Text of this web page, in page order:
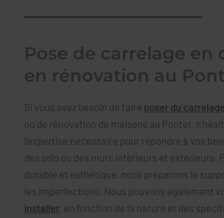
Pose de carrelage
en rénovation au
Si vous avez besoin de faire poser du carrelage
ou de rénovation de maisons au Pontet,
l'expertise nécessaire pour répondre à vos
des sols ou des murs intérieurs et extérieurs.
durable et esthétique, nous préparons le
les imperfections. Nous pouvons également
installer, en fonction de la nature et des